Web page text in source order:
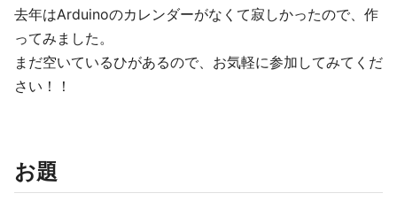
去年はArduinoのカレンダーがなくて寂しかったので、作
ってみました。
まだ空いているひがあるので、お気軽に参加してみてくだ
さい！！
お題